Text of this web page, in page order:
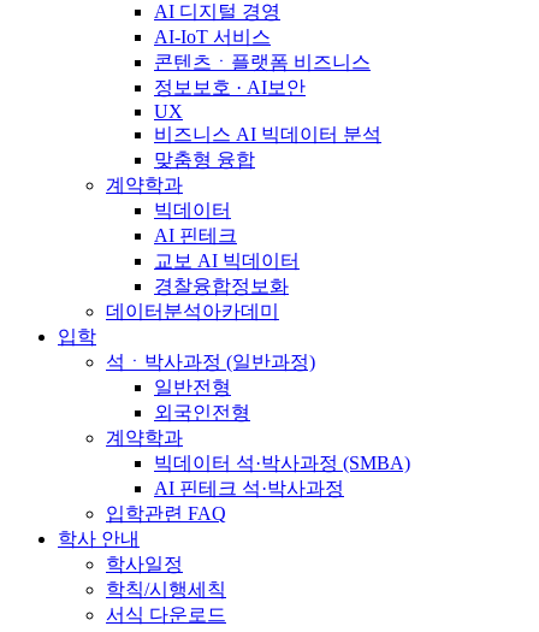
AI 디지털 경영
AI-IoT 서비스
콘텐츠ㆍ플랫폼 비즈니스
정보보호 · AI보안
UX
비즈니스 AI 빅데이터 분석
맞춤형 융합
계약학과
빅데이터
AI 핀테크
교보 AI 빅데이터
경찰융합정보화
데이터분석아카데미
입학
석ㆍ박사과정 (일반과정)
일반전형
외국인전형
계약학과
빅데이터 석·박사과정 (SMBA)
AI 핀테크 석·박사과정
입학관련 FAQ
학사 안내
학사일정
학칙/시행세칙
서식 다운로드